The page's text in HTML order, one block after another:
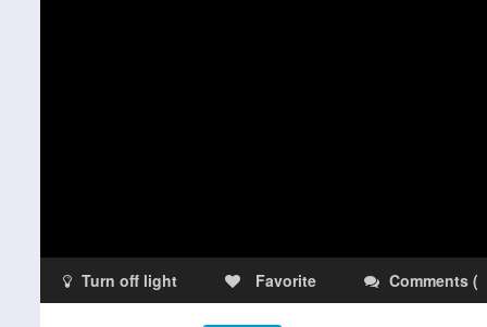
Turn off light Favorite Comments (